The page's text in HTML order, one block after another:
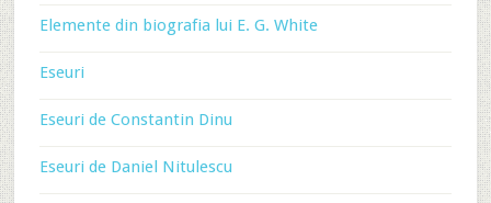
Elemente din biografia lui E. G. White
Eseuri
Eseuri de Constantin Dinu
Eseuri de Daniel Nitulescu